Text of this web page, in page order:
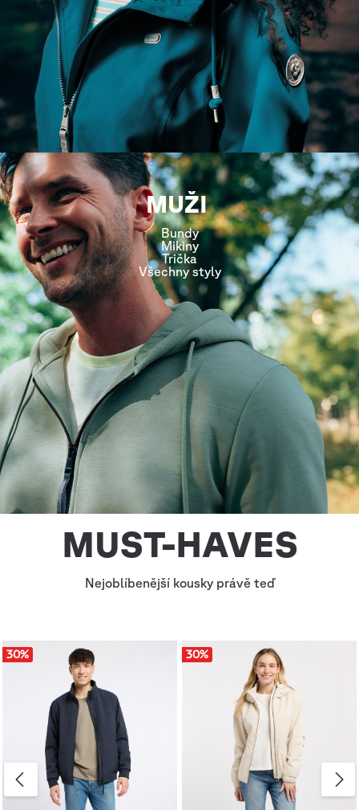
MUŽI
Bundy
Mikiny
Trička
Všechny styly
MUST-HAVES
Nejoblíbenější kousky právě teď
30% 30%